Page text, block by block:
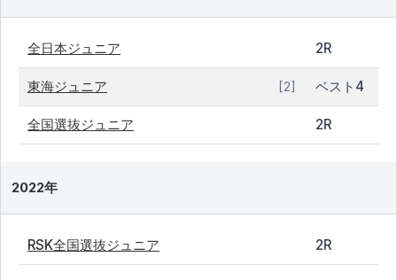
全日本ジュニア 2R
東海ジュニア [2] ベスト4
全国選抜ジュニア 2R
2022年
RSK全国選抜ジュニア 2R